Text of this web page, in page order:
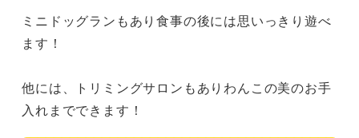
ミニドッグランもあり食事の後には思いっきり遊べ
ます！
他には、トリミングサロンもありわんこの美のお手
入れまでできます！